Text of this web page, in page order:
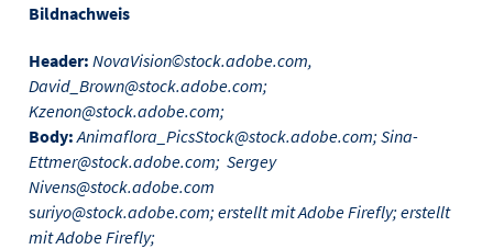
Bildnachweis
Header: NovaVision©stock.adobe.com,
David_Brown@stock.adobe.com;
Kzenon@stock.adobe.com;
Body: Animaflora_PicsStock@stock.adobe.com; Sina-
Ettmer@stock.adobe.com; Sergey
Nivens@stock.adobe.com
suriyo@stock.adobe.com; erstellt mit Adobe Firefly; erstellt
mit Adobe Firefly;